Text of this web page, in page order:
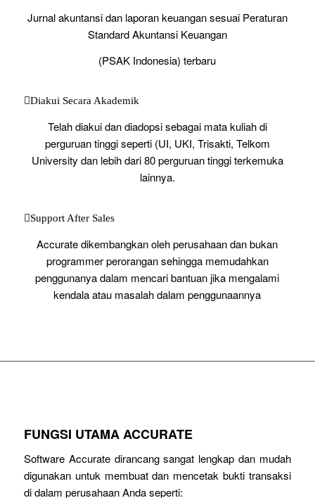
Jurnal akuntansi dan laporan keuangan sesuai Peraturan
Standard Akuntansi Keuangan
(PSAK Indonesia) terbaru
Diakui Secara Akademik
Telah diakui dan diadopsi sebagai mata kuliah di
perguruan tinggi seperti (UI, UKI, Trisakti, Telkom
University dan lebih dari 80 perguruan tinggi terkemuka
lainnya.
Support After Sales
Accurate dikembangkan oleh perusahaan dan bukan
programmer perorangan sehingga memudahkan
penggunanya dalam mencari bantuan jika mengalami
kendala atau masalah dalam penggunaannya
FUNGSI UTAMA ACCURATE
Software Accurate dirancang sangat lengkap dan mudah
digunakan untuk membuat dan mencetak bukti transaksi
di dalam perusahaan Anda seperti: